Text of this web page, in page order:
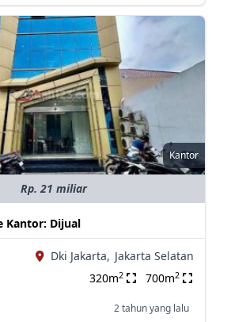
Kantor
Rp. 21 miliar
Kantor: Dijual
Dki Jakarta, Jakarta Selatan
320m2 700m2
2 tahun yang lalu